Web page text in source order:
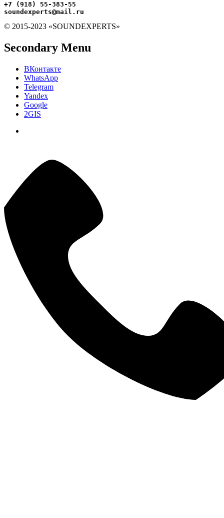
+7 (918) 55-383-55
soundexperts@mail.ru
© 2015-2023 «SOUNDEXPERTS»
Secondary Menu
ВКонтакте
WhatsApp
Telegram
Yandex
Google
2GIS